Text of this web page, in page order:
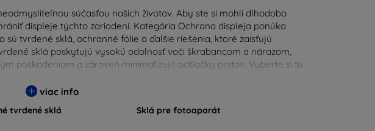
súčasťou našich životov. Aby ste si mohli dlhodobo
displeje týchto zariadení. Kategória Ochrana displeja ponúka
tvrdené sklá, ochranné fólie a ďalšie riešenia, ktoré zaisťujú
sklá poskytujú vysokú odolnosť voči škrabancom a nárazom,
poškodeniam a zároveň minimalizujú odtlačky prstov. Vyberte si tú
čím zaručujeme, že každý zákazník nájde ideálnu ochranu pre
viac info
tvrdené sklá Sklá pre fotoaparát